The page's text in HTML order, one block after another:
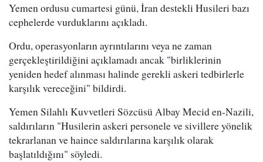
Yemen ordusu cumartesi günü, İran destekli Husileri bazı
cephelerde vurduklarını açıkladı.
Ordu, operasyonların ayrıntılarını veya ne zaman
gerçekleştirildiğini açıklamadı ancak "birliklerinin
yeniden hedef alınması halinde gerekli askeri tedbirlerle
karşılık vereceğini" bildirdi.
Yemen Silahlı Kuvvetleri Sözcüsü Albay Mecid en-Nazili,
saldırıların "Husilerin askeri personele ve sivillere yönelik
tekrarlanan ve haince saldırılarına karşılık olarak
başlatıldığını" söyledi.